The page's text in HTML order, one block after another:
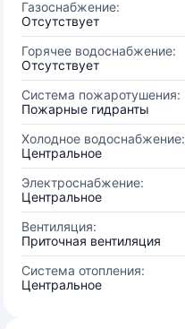
Газоснабжение:
Отсутствует
Горячее водоснабжение:
Отсутствует
Система пожаротушения:
Пожарные гидранты
Холодное водоснабжение:
Центральное
Электроснабжение:
Центральное
Вентиляция:
Приточная вентиляция
Система отопления:
Центральное